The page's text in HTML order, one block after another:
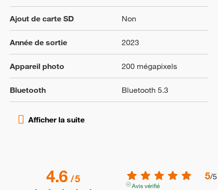
Ajout de carte SD Non
Année de sortie 2023
Appareil photo 200 mégapixels
Bluetooth Bluetooth 5.3
4.6/5 5/5
Avis vérifié